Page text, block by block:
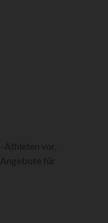
vor,
für